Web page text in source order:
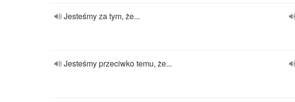
Jesteśmy za tym, że...
Jesteśmy przeciwko temu, że...